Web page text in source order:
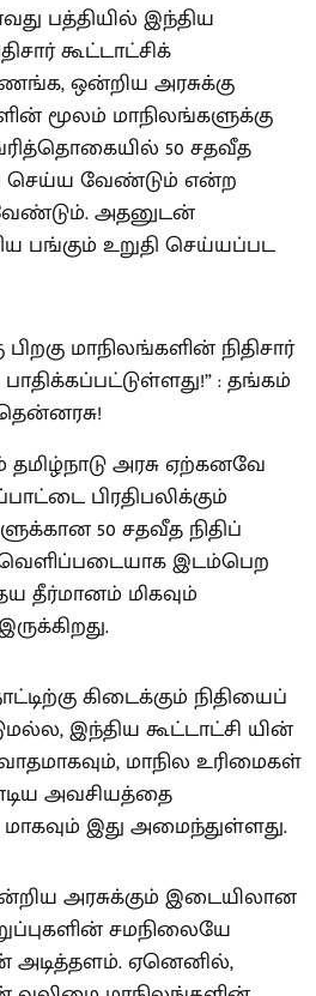
பத்தியில் இந்திய
கூட்டாட்சிக்
ஒன்றிய அரசுக்கு
மூலம் மாநிலங்களுக்கு
50 சதவீத
செய்ய வேண்டும் என்ற
அதனுடன்
பங்கும் உறுதி செய்யப்பட
தமிழ்நாடு அரசு ஏற்கனவே
பிரதிபலிக்கும்
50 சதவீத நிதிப்
வெளிப்படையாக இடம்பெற
மிகவும்
கிடைக்கும் நிதியைப்
இந்திய கூட்டாட்சி யின்
மாநில உரிமைகள்
அவசியத்தை
மாகவும் இது அமைந்துள்ளது.
அரசுக்கும் இடையிலான
சமநிலையே
அடித்தளம். ஏனெனில்,